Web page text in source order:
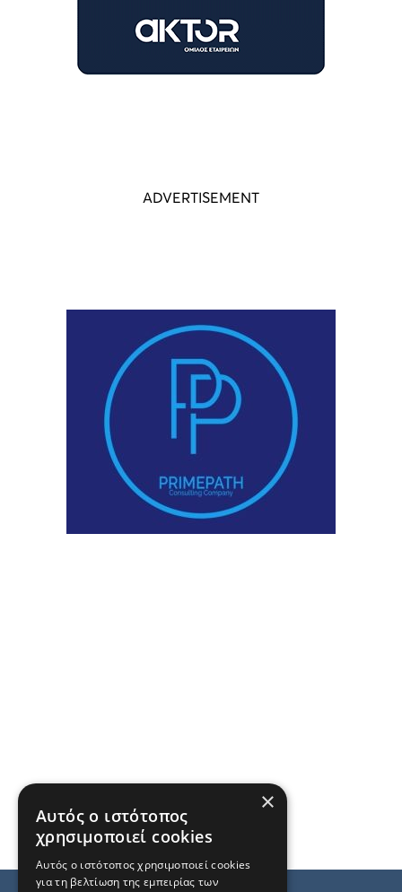
×
Αυτός ο ιστότοπος
χρησιμοποιεί cookies
Αυτός ο ιστότοπος χρησιμοποιεί cookies
για τη βελτίωση της εμπειρίας των